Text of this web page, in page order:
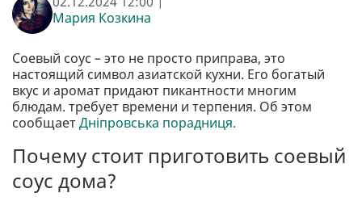
Мария Козкина
Соевый соус – это не просто приправа, это
настоящий символ азиатской кухни. Его богатый
вкус и аромат придают пикантности многим
блюдам. требует времени и терпения. Об этом
сообщаетДніпровська порадниця.
Почему стоит приготовить соевый
соус дома?